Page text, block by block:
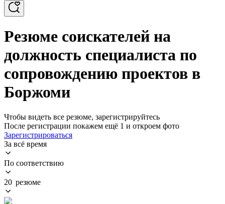
Резюме соискателей на
должность специалиста по
сопровождению проектов в
Боржоми
Чтобы видеть все резюме, зарегистрируйтесь
После регистрации покажем ещё 1 и откроем фото
Зарегистрироваться
За всё время
По соответствию
20 резюме